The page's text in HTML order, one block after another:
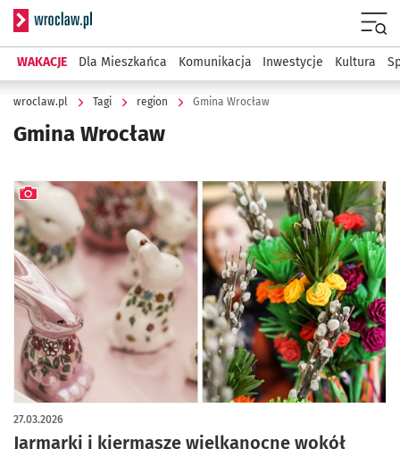
Serwis informacyjny wroclaw.pl
WAKACJE Dla Mieszkańca Komunikacja Inwestycje Kultura
wroclaw.pl Tagi region Gmina Wrocław
Gmina Wrocław
Jarmarki i kiermasze wielkanocne wokół
27.03.2026
artykuł z galerią zdjęć